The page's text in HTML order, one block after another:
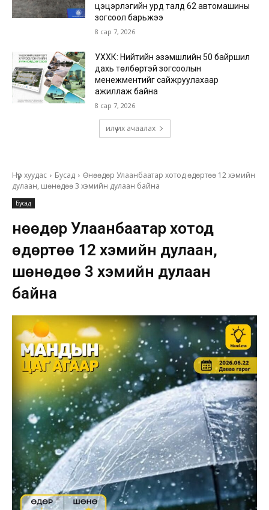
цэцэрлэгийн урд талд 62 автомашины
зогсоол барьжээ
8 сар 7, 2026
УХХК: Нийтийн эзэмшлийн 50 байршил
дахь төлбөртэй зогсоолын
менежментийг сайжруулахаар
ажиллаж байна
8 сар 7, 2026
илүү их ачаалах